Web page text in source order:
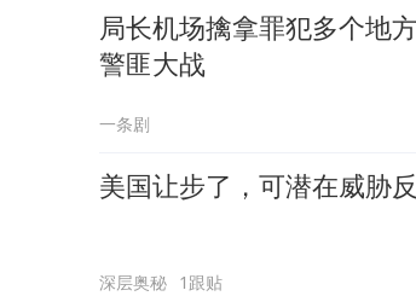
局长机场擒拿罪犯多个地
警匪大战
一条剧
美国让步了，可潜在威胁
深层奥秘 1跟贴